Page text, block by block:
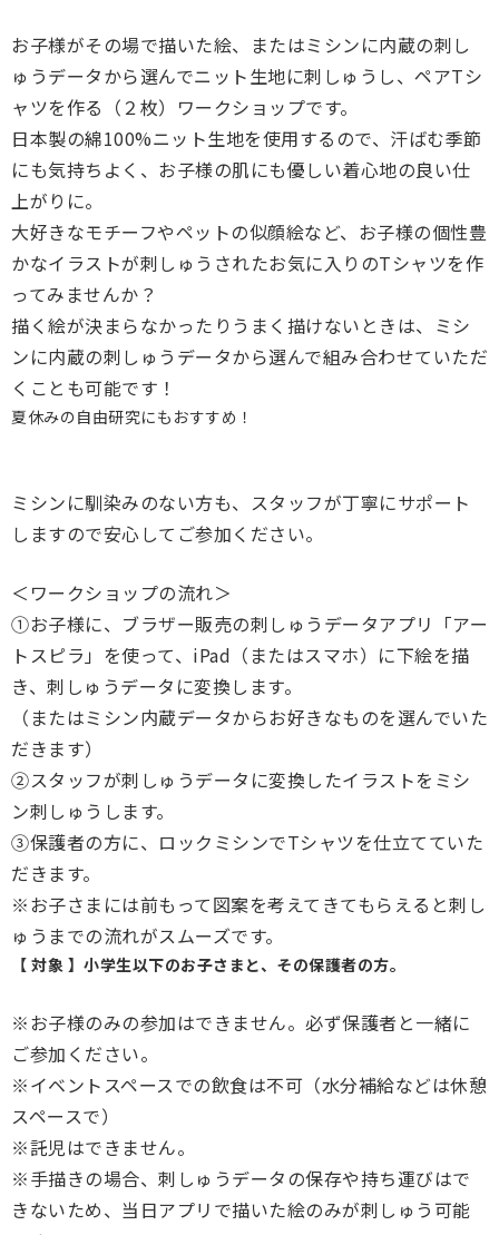
お子様がその場で描いた絵、またはミシンに内蔵の刺し
ゅうデータから選んでニット生地に刺しゅうし、ペアTシ
ャツを作る（２枚）ワークショップです。
日本製の綿100%ニット生地を使用するので、 汗ばむ季節
にも気持ちよく、 お子様の肌にも優しい着心地の良い仕
上がりに。
大好きなモチーフやペットの似顔絵など、お子様の個性豊
かなイラストが刺しゅうされたお気に入りのTシャツを作
ってみませんか？
描く絵が決まらなかったりうまく描けないときは、ミシ
ンに内蔵の刺しゅうデータから選んで組み合わせていただ
くことも可能です！
夏休みの自由研究にもおすすめ！
ミシンに馴染みのない方も、 スタッフが丁寧にサポート
しますので安心してご参加ください。
＜ワークショップの流れ＞
①お子様に、ブラザー販売の刺しゅうデータアプリ「アー
トスピラ」を使って、iPad（またはスマホ）に下絵を描
き、刺しゅうデータに変換します。
（またはミシン内蔵データからお好きなものを選んでいた
だきます）
②スタッフが刺しゅうデータに変換したイラストをミシ
ン刺しゅうし ます。
③保護者の方に、 ロックミシンでTシャツを仕立てていた
だきます。
※お子さまには前もって図案を考えてきてもらえると刺し
ゅうまでの流れがスムーズです。
【 対象 】小学生以下のお子さまと、その保護者の方。
※お子様のみの参加はできません。必ず保護者と一緒に
ご参加ください。
※イベントスペースでの飲食は不可（水分補給などは休憩
スペースで）
※託児はできません。
※手描きの場合、刺しゅうデータの保存や持ち運びはで
きないため、当日アプリで描いた絵のみが刺しゅう可能